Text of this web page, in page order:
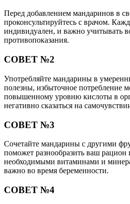
Перед добавлением мандаринов в
проконсультируйтесь с врачом.
индивидуален, и важно учитывать
противопоказания.
СОВЕТ №2
Употребляйте мандарины в
полезны, избыточное потребление
повышенному уровню кислоты в
негативно сказаться на
СОВЕТ №3
Сочетайте мандарины с другими
поможет разнообразить ваш рацион
необходимыми витаминами и
важно во время беременности.
СОВЕТ №4